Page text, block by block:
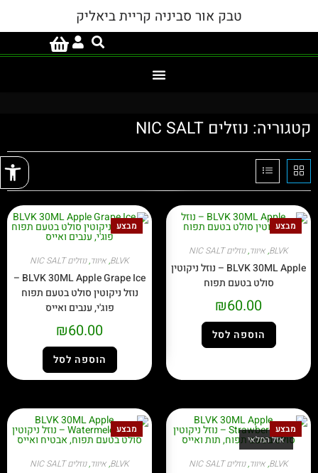
טבק אור סביניה קריית ביאליק
קטגוריה: נוזלים NIC SALT
מבצע
BLVK
,איווד,נוזלים NIC SALT
BLVK 30ML Apple – נוזל ניקוטין
סולט בטעם תפוח
₪60.00
הוספה לסל
מבצע
BLVK
,איווד,נוזלים NIC SALT
BLVK 30ML Apple Grape Ice –
נוזל ניקוטין סולט בטעם תפוח
פוג'י, ענבים ואייס
₪60.00
הוספה לסל
אזל המלאי
מבצע
BLVK
,איווד,נוזלים NIC SALT
מבצע
BLVK
,איווד,נוזלים NIC SALT